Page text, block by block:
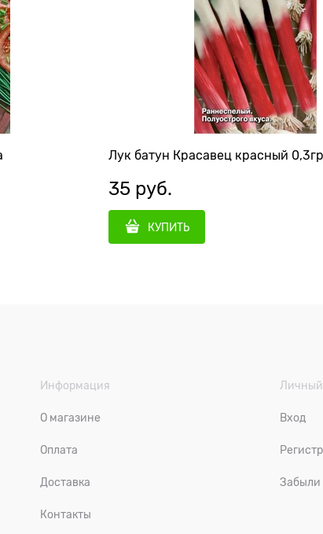
Лук батун Красавец красный
35 руб.
КУПИТЬ
Информация
О магазине
Оплата
Доставка
Контакты
Личный
Вход
Забыли